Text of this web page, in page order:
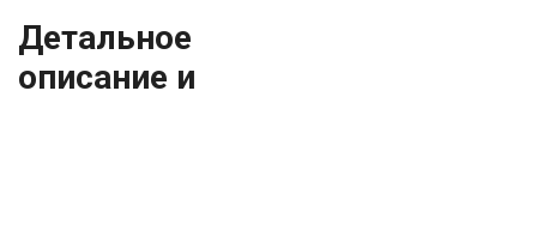
Детальное
описание и